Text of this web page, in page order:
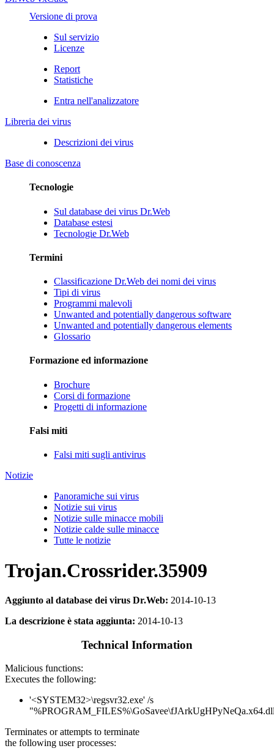
Versione di prova
Sul servizio
Licenze
Report
Statistiche
Entra nell'analizzatore
Libreria dei virus
Descrizioni dei virus
Base di conoscenza
Tecnologie
Sul database dei virus Dr.Web
Database estesi
Tecnologie Dr.Web
Termini
Classificazione Dr.Web dei nomi dei virus
Tipi di virus
Programmi malevoli
Unwanted and potentially dangerous software
Unwanted and potentially dangerous elements
Glossario
Formazione ed informazione
Brochure
Corsi di formazione
Progetti di informazione
Falsi miti
Falsi miti sugli antivirus
Notizie
Panoramiche sui virus
Notizie sui virus
Notizie sulle minacce mobili
Notizie calde sulle minacce
Tutte le notizie
Trojan.Crossrider.35909
Aggiunto al database dei virus Dr.Web: 2014-10-13
La descrizione è stata aggiunta: 2014-10-13
Technical Information
Malicious functions:
Executes the following:
'<SYSTEM32>\regsvr32.exe' /s
Terminates or attempts to terminate
the following user processes: